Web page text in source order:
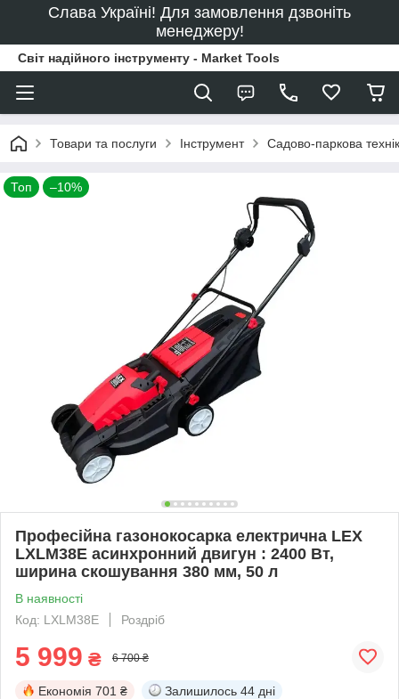
Слава Україні! Для замовлення дзвоніть
менеджеру!
Світ надійного інструменту - Market Tools
Товари та послуги Інструмент Садово-паркова
Топ –10%
Професійна газонокосарка електрична LEX
LXLM38E асинхронний двигун : 2400 Вт,
ширина скошування 380 мм, 50 л
В наявності
Код: LXLM38E
Роздріб
5 999 ₴ 6 700 ₴
Економія 701 ₴ Залишилось 44 дні